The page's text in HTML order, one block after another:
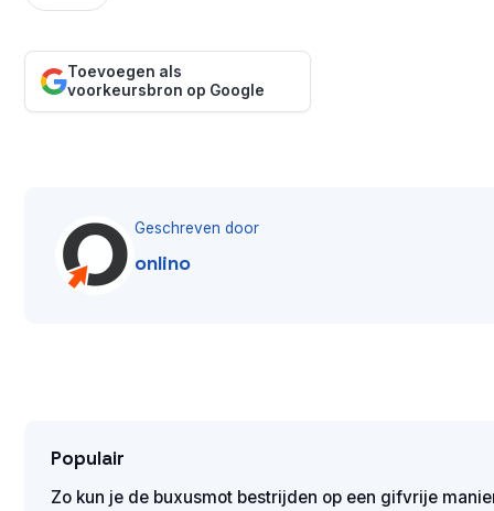
Toevoegen als
voorkeursbron op Google
Geschreven door
onlino
Populair
Zo kun je de buxusmot bestrijden op een gifvrije